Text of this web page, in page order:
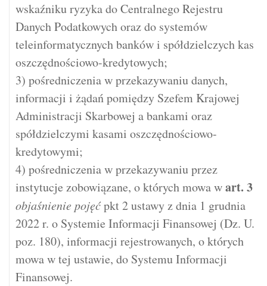
wskaźniku ryzyka do Centralnego Rejestru
Danych Podatkowych oraz do systemów
teleinformatycznych banków i spółdzielczych kas
oszczędnościowo-kredytowych;
3) pośredniczenia w przekazywaniu danych,
informacji i żądań pomiędzy Szefem Krajowej
Administracji Skarbowej a bankami oraz
spółdzielczymi kasami oszczędnościowo-
kredytowymi;
4) pośredniczenia w przekazywaniu przez
instytucje zobowiązane, o których mowa wart. 3
objaśnienie pojęćpkt 2 ustawy z dnia 1 grudnia
2022 r. o Systemie Informacji Finansowej (Dz. U.
poz. 180), informacji rejestrowanych, o których
mowa w tej ustawie, do Systemu Informacji
Finansowej.